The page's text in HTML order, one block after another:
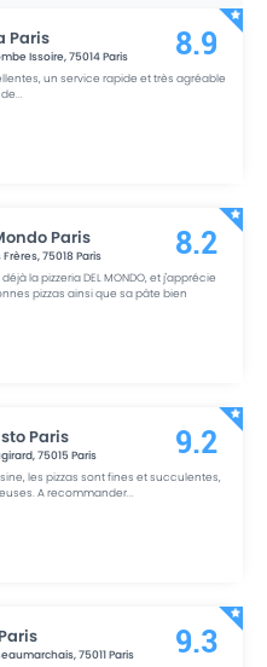
Paris
Issoire,75014Paris
un service rapide et très agréable
...
8.9
Paris
Frères,75018 Paris
la pizzeria DEL MONDO, et j'apprécie
pizzas ainsi que sa pâte bien
8.2
Paris
,75015Paris
les pizzas sont fines et succulentes,
A recommander...
9.2
,75011Paris
9.3